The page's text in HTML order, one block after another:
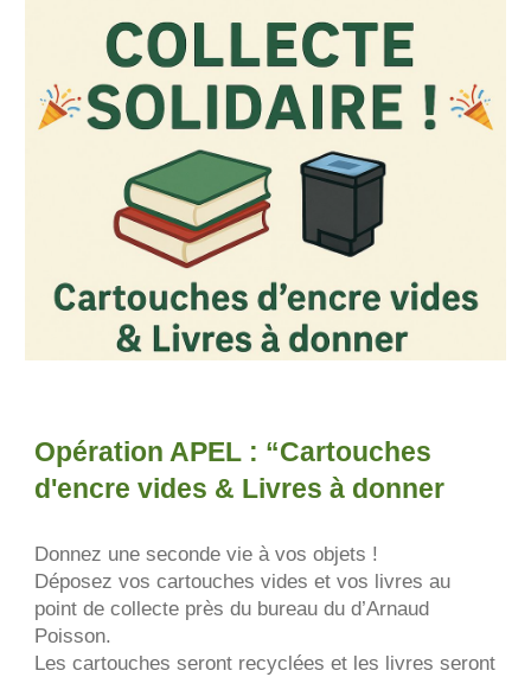
Opération APEL : “Cartouches
d'encre vides & Livres à donner
Donnez une seconde vie à vos objets !
Déposez vos cartouches vides et vos livres au
point de collecte près du bureau du d’Arnaud
Poisson.
Les cartouches seront recyclées et les livres seront